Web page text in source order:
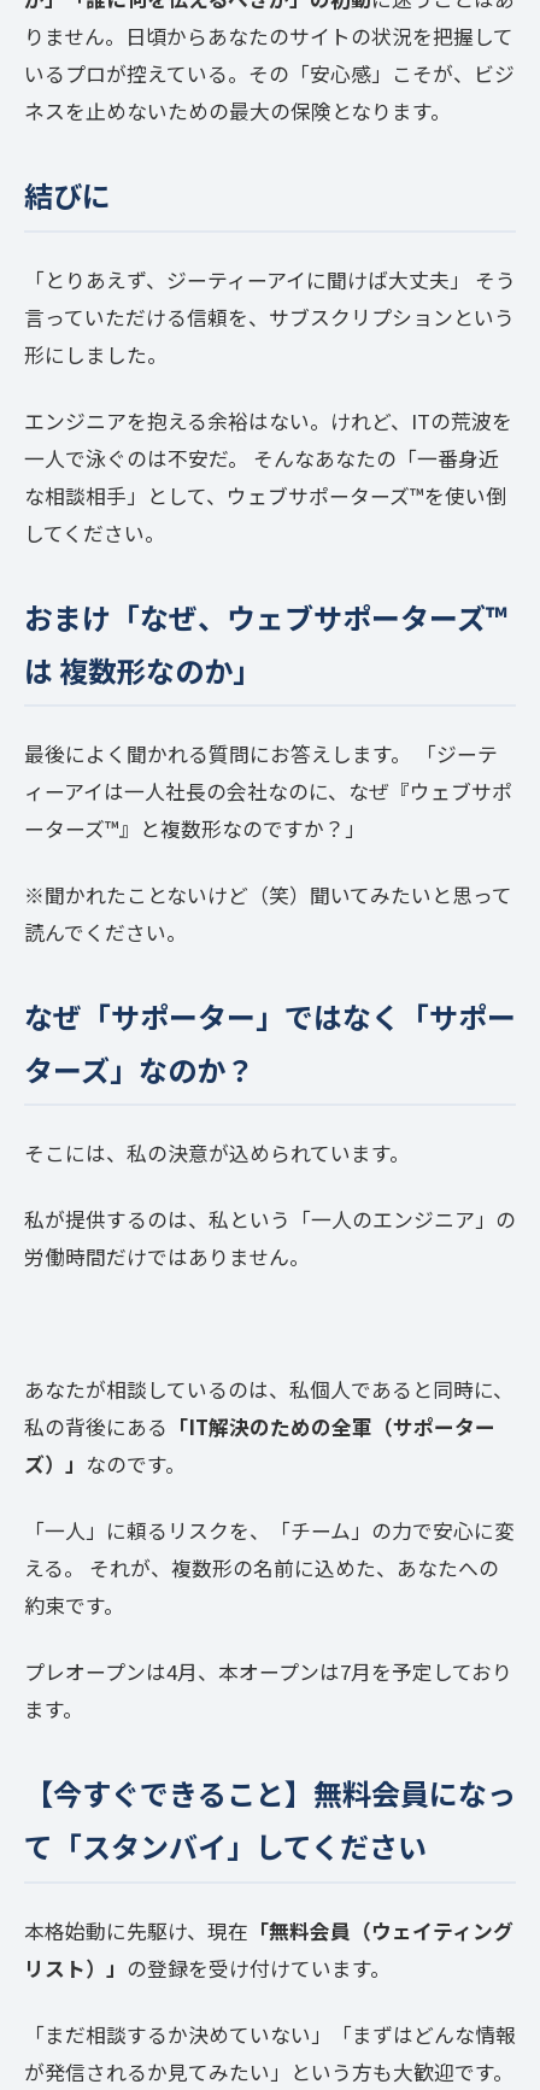
りません。日頃からあなたのサイトの状況を把握して
いるプロが控えている。その「安心感」こそが、ビジ
ネスを止めないための最大の保険となります。
結びに
「とりあえず、ジーティーアイに聞けば大丈夫」 そう
言っていただける信頼を、サブスクリプションという
形にしました。
エンジニアを抱える余裕はない。けれど、ITの荒波を
一人で泳ぐのは不安だ。 そんなあなたの「一番身近
な相談相手」として、ウェブサポーターズ™️を使い倒
してください。
おまけ「なぜ、ウェブサポーターズ™
は 複数形なのか」
最後によく聞かれる質問にお答えします。 「ジーテ
ィーアイは一人社長の会社なのに、なぜ『ウェブサポ
ーターズ™️』と複数形なのですか？」
※聞かれたことないけど（笑）聞いてみたいと思って
読んでください。
なぜ「サポーター」ではなく「サポー
ターズ」なのか？
そこには、私の決意が込められています。
私が提供するのは、私という「一人のエンジニア」の
労働時間だけではありません。
あなたが相談しているのは、私個人であると同時に、
私の背後にある 「IT解決のための全軍（サポーター
ズ）」 なのです。
「一人」に頼るリスクを、「チーム」の力で安心に変
える。 それが、複数形の名前に込めた、あなたへの
約束です。
プレオープンは4月、本オープンは7月を予定しており
ます。
【今すぐできること】無料会員になっ
て「スタンバイ」してください
本格始動に先駆け、現在 「無料会員（ウェイティング
リスト）」 の登録を受け付けています。
「まだ相談するか決めていない」「まずはどんな情報
が発信されるか見てみたい」という方も大歓迎です。